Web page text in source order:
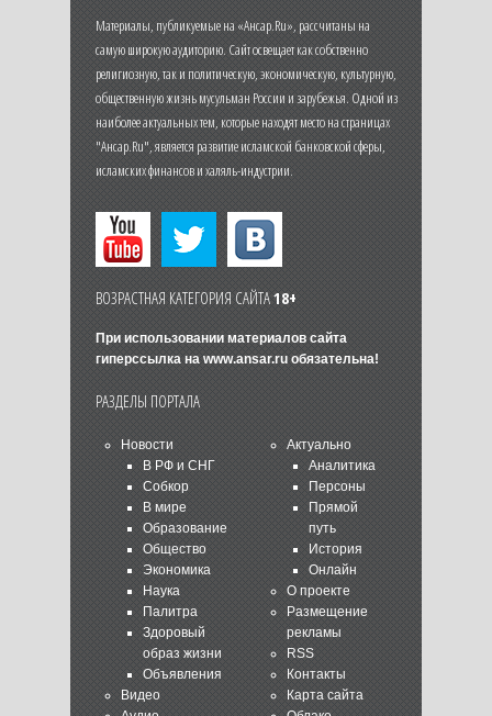
Материалы, публикуемые на «Ансар.Ru», рассчитаны на
самую широкую аудиторию. Сайт освещает как собственно
религиозную, так и политическую, экономическую, культурную,
общественную жизнь мусульман России и зарубежья. Одной из
наиболее актуальных тем, которые находят место на страницах
"Ансар.Ru", является развитие исламской банковской сферы,
исламских финансов и халяль-индустрии.
ВОЗРАСТНАЯ КАТЕГОРИЯ САЙТА18+
При использовании материалов сайта
гиперссылка на www.ansar.ruобязательна!
РАЗДЕЛЫ ПОРТАЛА
Новости
В РФ и СНГ
Собкор
В мире
Образование
Общество
Экономика
Наука
Палитра
Здоровый
образ жизни
Объявления
Видео
Актуально
Аналитика
Персоны
Прямой
путь
История
Онлайн
О проекте
Размещение
рекламы
RSS
Контакты
Карта сайта